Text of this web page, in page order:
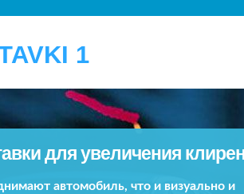
1
для увеличения
автомобиль, что и визуально и